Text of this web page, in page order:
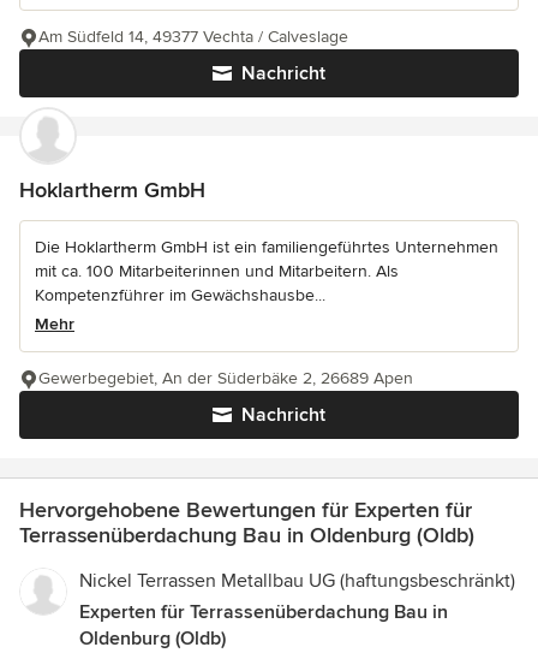
Nachricht
Am Südfeld 14, 49377 Vechta / Calveslage
Hoklartherm GmbH
Die Hoklartherm GmbH ist ein familiengeführtes Unternehmen
mit ca. 100 Mitarbeiterinnen und Mitarbeitern. Als
Kompetenzführer im Gewächshausbe...
Mehr
Nachricht
Gewerbegebiet, An der Süderbäke 2, 26689 Apen
Hervorgehobene Bewertungen für Experten für
Terrassenüberdachung Bau in Oldenburg (Oldb)
Nickel Terrassen Metallbau UG (haftungsbeschränkt)
Experten für Terrassenüberdachung Bau in
Oldenburg (Oldb)